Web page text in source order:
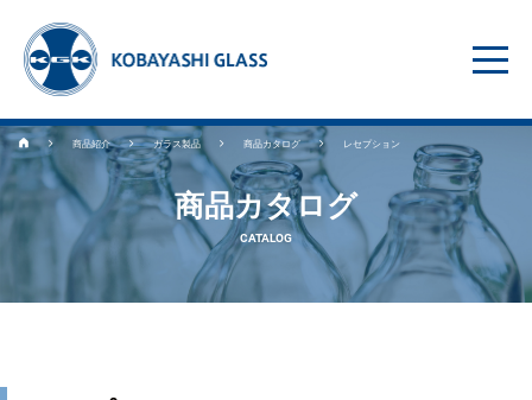
商品紹介 ガラス製品 商品カタログ レセプション
商品カタログ
CATALOG